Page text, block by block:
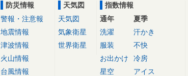
防災情報
警報・注意報
地震情報
津波情報
火山情報
台風情報
天気図
天気図
気象衛星
世界衛星
指数情報
通年
洗濯
服装
お出かけ
星空
夏季
汗かき
不快
冷房
アイス